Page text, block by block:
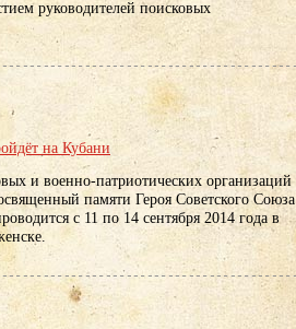
руководителей поисковых
на Кубани
и военно-патриотических организаций
памяти Героя Советского Союза
с 11 по 14 сентября 2014 года в